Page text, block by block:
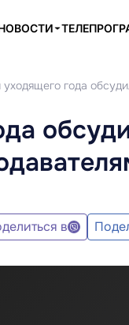
уходящего года
в